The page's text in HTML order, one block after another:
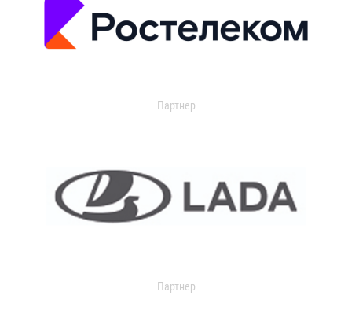
Партнер
Партнер